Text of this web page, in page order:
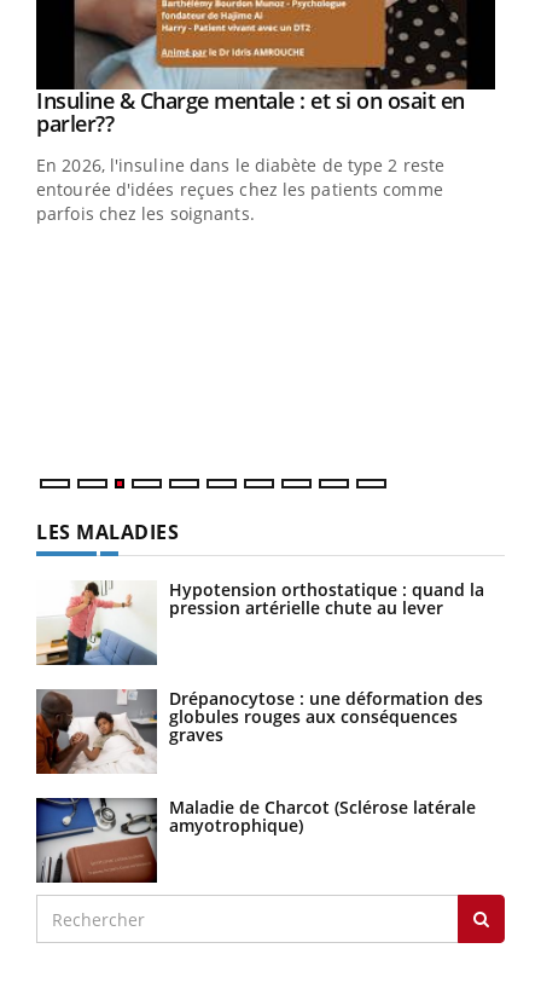
Youtube
Insuline & Charge mentale : et si on osait en
parler??Youtube
En 2026, l'insuline dans le diabète de type 2 reste
entourée d'idées reçues chez les patients comme
parfois chez les soignants.
LES MALADIES
Hypotension orthostatique : quand la
pression artérielle chute au lever
Drépanocytose : une déformation des
globules rouges aux conséquences
graves
Maladie de Charcot (Sclérose latérale
amyotrophique)